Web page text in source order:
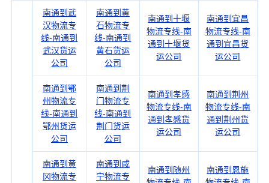
南通到武
汉物流专
线-南通到
武汉货运
公司
南通到黄
石物流专
线-南通到
黄石货运
公司
南通到十堰
物流专线-南
通到十堰货
运公司
南通到宜昌
物流专线-南
通到宜昌货
运公司
南通到鄂
州物流专
线-南通到
鄂州货运
公司
南通到荆
门物流专
线-南通到
荆门货运
公司
南通到孝感
物流专线-南
通到孝感货
运公司
南通到荆州
物流专线-南
通到荆州货
运公司
南通到黄
冈物流专
南通到咸
宁物流专
南通到随州
南通到恩施